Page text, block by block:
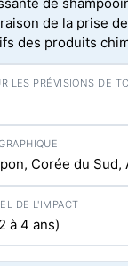
de la prise
des produits
Corée du Sud,
à 4 ans)